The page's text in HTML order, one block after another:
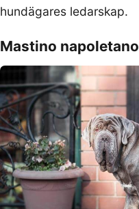
hundägares ledarskap.
Mastino napoletano